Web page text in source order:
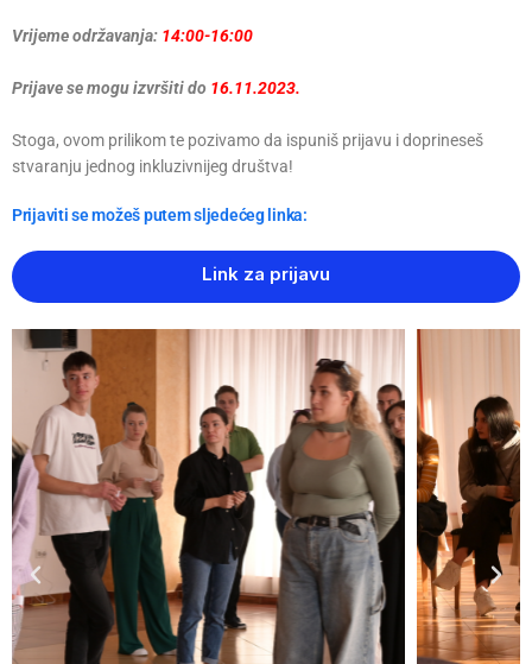
Vrijeme održavanja: 14:00-16:00
Prijave se mogu izvršiti do 16.11.2023.
Stoga, ovom prilikom te pozivamo da ispuniš prijavu i doprineseš
stvaranju jednog inkluzivnijeg društva!
Prijaviti se možeš putem sljedećeg linka:
Link za prijavu